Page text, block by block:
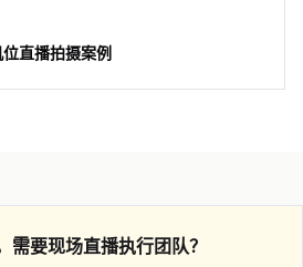
直播拍摄案例
需要现场直播执行团队？